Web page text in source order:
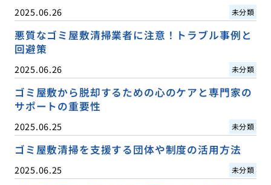
2025.06.26 未分類
悪質なゴミ屋敷清掃業者に注意！トラブル事例と
回避策
2025.06.26 未分類
ゴミ屋敷から脱却するための心のケアと専門家の
サポートの重要性
2025.06.25 未分類
ゴミ屋敷清掃を支援する団体や制度の活用方法
2025.06.25 未分類